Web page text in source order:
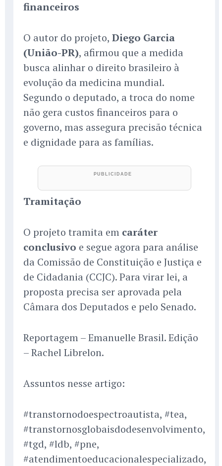
financeiros
O autor do projeto, Diego Garcia
(União-PR), afirmou que a medida
busca alinhar o direito brasileiro à
evolução da medicina mundial.
Segundo o deputado, a troca do nome
não gera custos financeiros para o
governo, mas assegura precisão técnica
e dignidade para as famílias.
Tramitação
O projeto tramita em caráter
conclusivo e segue agora para análise
da Comissão de Constituição e Justiça e
de Cidadania (CCJC). Para virar lei, a
proposta precisa ser aprovada pela
Câmara dos Deputados e pelo Senado.
Reportagem – Emanuelle Brasil. Edição
– Rachel Librelon.
Assuntos nesse artigo:
#transtornodoespectroautista, #tea,
#transtornosglobaisdodesenvolvimento,
#tgd, #ldb, #pne,
#atendimentoeducacionalespecializado,